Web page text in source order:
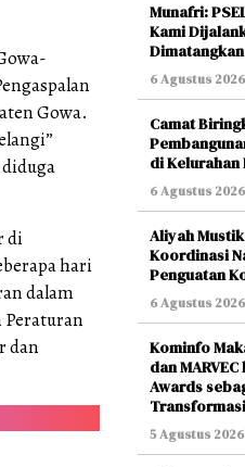
Gowa.
di
hari
dalam
Peraturan
dan
Munafri:
Kami
Dimatangkan
6 Agustus 2026
Camat
di Kelurahan
6 Agustus 2026
Aliyah
Koordinasi
Penguatan
6 Agustus 2026
Kominfo
dan
Awards
5 Agustus 2026